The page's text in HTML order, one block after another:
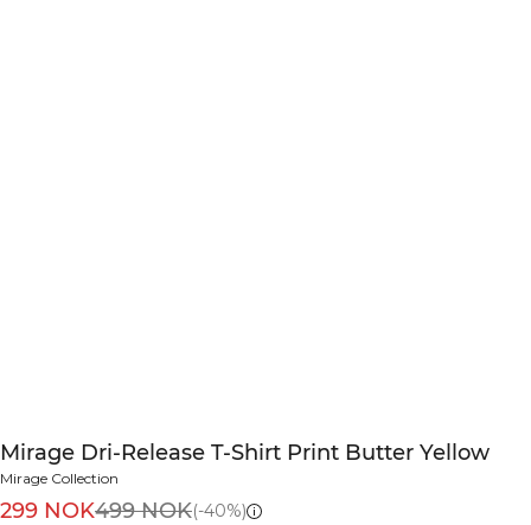
Mirage Dri-Release T-Shirt Print Butter Yellow
Mirage Collection
299 NOK499 NOK(-40%)